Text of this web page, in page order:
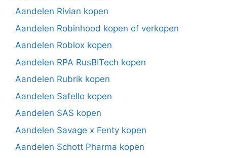
Aandelen Rivian kopen
Aandelen Robinhood kopen of verkopen
Aandelen Roblox kopen
Aandelen RPA RusBITech kopen
Aandelen Rubrik kopen
Aandelen Safello kopen
Aandelen SAS kopen
Aandelen Savage x Fenty kopen
Aandelen Schott Pharma kopen